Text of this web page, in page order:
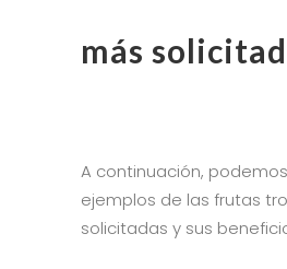
más
A continuación,
ejemplos de las frutas
solicitadas y sus